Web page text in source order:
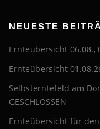
NEUESTE
Ernteübersicht 06.08.,
Ernteübersicht
Selbsterntefeld am
GESCHLOSSEN
Ernteübersicht für den